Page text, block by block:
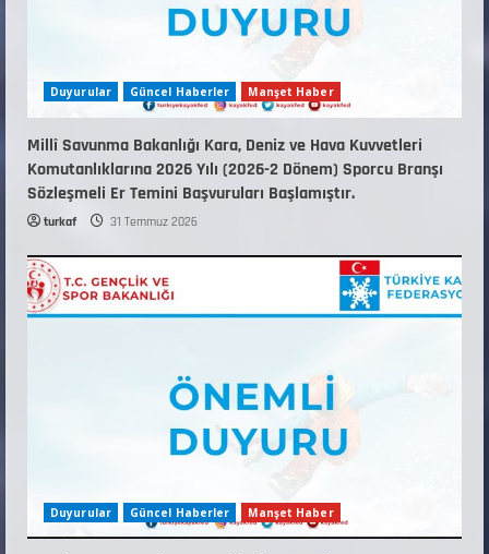
Duyurular Güncel Haberler Manşet Haber
Millî Savunma Bakanlığı Kara, Deniz ve Hava Kuvvetleri
Komutanlıklarına 2026 Yılı (2026-2 Dönem) Sporcu Branşı
Sözleşmeli Er Temini Başvuruları Başlamıştır.
turkaf 31 Temmuz 2026
Duyurular Güncel Haberler Manşet Haber